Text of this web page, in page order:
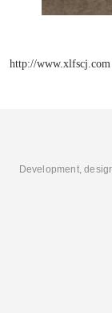
http://www.xlfscj.com
Development,